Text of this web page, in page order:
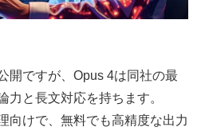
開ですが、Opus 4は同社の最
力と長文対応を持ちます。
向けで、無料でも高精度な出力